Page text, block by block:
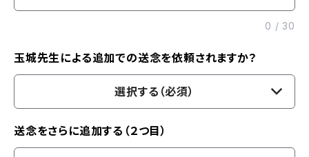
0 /30
玉城先生による追加での送念を依頼されますか？
選択する（必須）
送念をさらに追加する（２つ目）